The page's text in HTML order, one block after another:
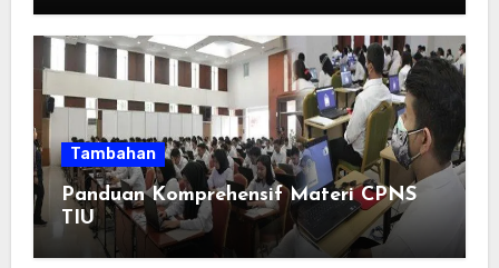
Momen Spesial Semakin Berarti
Tambahan
Panduan Komprehensif Materi CPNS
TIU